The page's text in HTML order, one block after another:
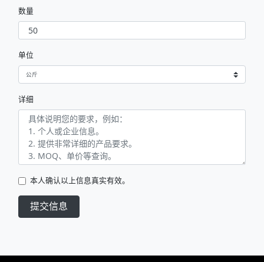
数量
单位
详细
本人确认以上信息真实有效。
提交信息